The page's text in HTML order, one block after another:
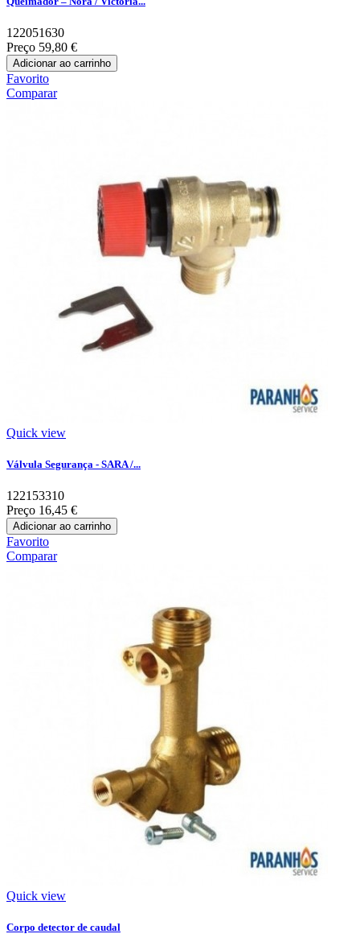
122051630
Preço 59,80 €
Adicionar ao carrinho
Favorito
Comparar
Quick view
Válvula Segurança - SARA /...
122153310
Preço 16,45 €
Adicionar ao carrinho
Favorito
Comparar
Quick view
Corpo detector de caudal